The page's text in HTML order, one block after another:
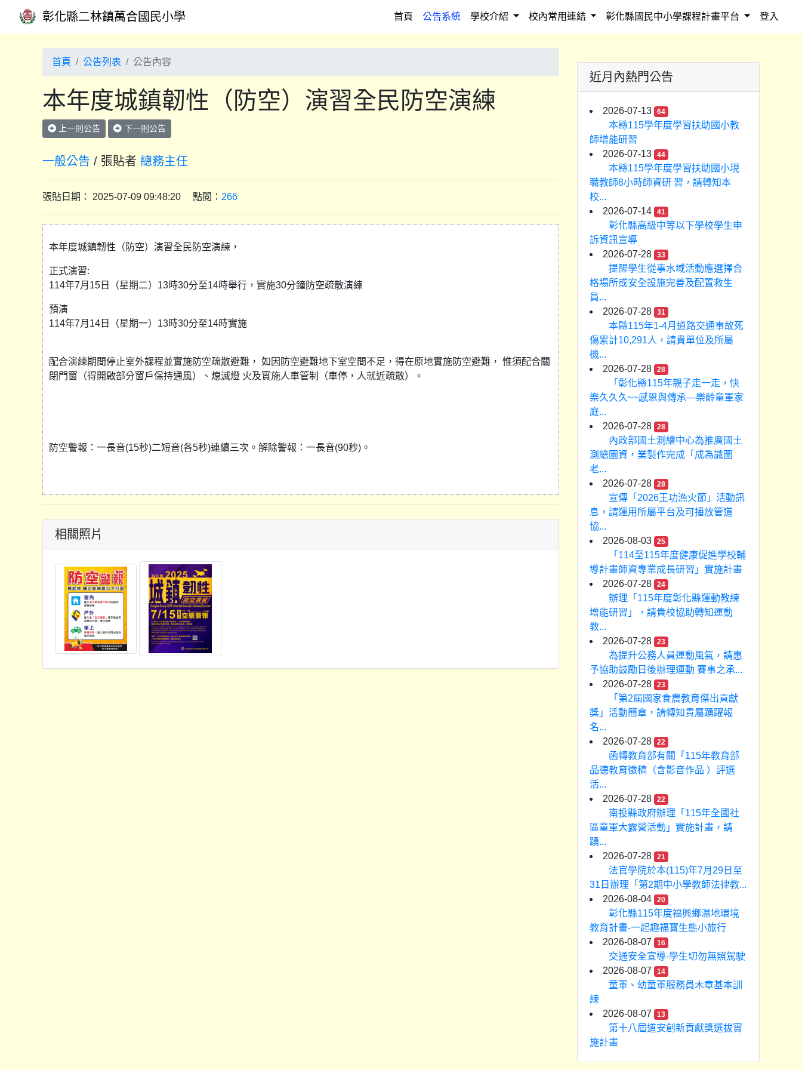
彰化縣二林鎮萬合國民小學 首頁(current)
公告系統 學校介紹 校內常用連結 彰化縣國民中小學課程計畫平台 登入
首頁 公告列表 公告內容
本年度城鎮韌性（防空）演習全民防空演練
上一則公告 下一則公告
一般公告 / 張貼者 總務主任
張貼日期： 2025-07-09 09:48:20 點閱： 266
本年度城鎮韌性（防空）演習全民防空演練，
正式演習:
114年7月15日（星期二）13時30分至14時舉行，實施30分鐘防空疏散演練
預演
114年7月14日（星期一）13時30分至14時實施
配合演練期間停止室外課程並實施防空疏散避難， 如因防空避難地下室空間不足，得在原地實施防空避難， 惟須配合關
閉門窗（得開啟部分窗戶保持通風）、熄滅燈 火及實施人車管制（車停，人就近疏散）。
防空警報：一長音(15秒)二短音(各5秒)連續三次。解除警報：一長音(90秒)。
相關照片
近月內熱門公告
2026-07-13 64
本縣115學年度學習扶助國小教
師增能研習
2026-07-13
44
本縣115學年度學習扶助國小現
職教師8小時師資研 習，請轉知本
校...
2026-07-14
41
彰化縣高級中等以下學校學生申
訴資訊宣導
2026-07-28
33
提醒學生從事水域活動應選擇合
格場所或安全設施完善及配置救生
員...
2026-07-28
31
本縣115年1-4月道路交通事故死
傷累計10,291人，請貴單位及所屬
機...
2026-07-28
28
「彰化縣115年親子走一走，快
樂久久久~~感恩與傳承—樂齡童軍家
庭...
2026-07-28
28
內政部國土測繪中心為推廣國土
測繪圖資，業製作完成「成為識圖
老...
2026-07-28
28
宣傳「2026王功漁火節」活動訊
息，請運用所屬平台及可播放管道
協...
2026-08-03
25
「114至115年度健康促進學校輔
導計畫師資專業成長研習」實施計畫
2026-07-28
24
辦理「115年度彰化縣運動教練
增能研習」，請貴校協助轉知運動
教...
2026-07-28
23
為提升公務人員運動風氣，請惠
予協助鼓勵日後辦理運動 賽事之承...
2026-07-28
23
「第2屆國家食農教育傑出貢獻
獎」活動簡章，請轉知貴屬踴躍報
名...
2026-07-28
22
函轉教育部有關「115年教育部
品德教育徵稿（含影音作品 ）評選
活...
2026-07-28
22
南投縣政府辦理「115年全國社
區童軍大露營活動」實施計畫，請
踴...
2026-07-28
21
法官學院於本(115)年7月29日至
31日辦理「第2期中小學教師法律教...
2026-08-04
20
彰化縣115年度福興鄉濕地環境
教育計畫-一起趣福寶生態小旅行
2026-08-07
16
交通安全宣導-學生切勿無照駕駛
2026-08-07
14
童軍、幼童軍服務員木章基本訓
練
2026-08-07
13
第十八屆道安創新貢獻獎選拔實
施計畫